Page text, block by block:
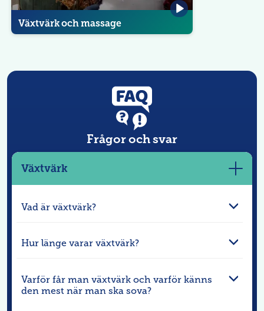
Växtvärk och massage
Frågor och svar
Visa
mer
Växtvärk
Vad är växtvärk?
Hur länge varar växtvärk?
Varför får man växtvärk och varför känns
den mest när man ska sova?